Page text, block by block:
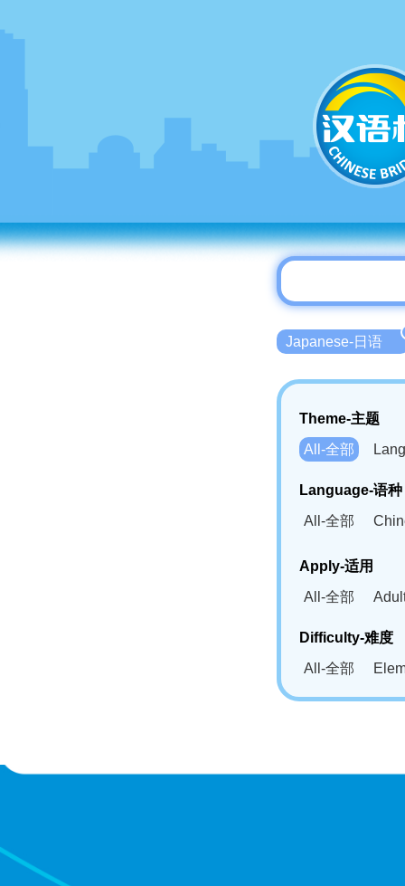
Japanese-日语
Theme-主题
All-全部
Language-语种
All-全部
Bahasa
Swahili(SW)-
Apply-适用
All-全部
Difficulty-难度
All-全部